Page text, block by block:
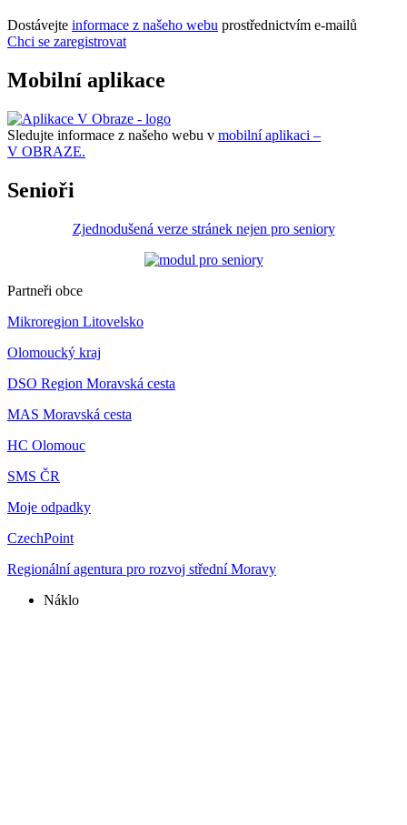
Dostávejte informace z našeho webu prostřednictvím e-mailů
Chci se zaregistrovat
Mobilní aplikace
Sledujte informace z našeho webu v mobilní aplikaci –
V OBRAZE.
Senioři
Zjednodušená verze stránek nejen pro seniory
Partneři obce
Mikroregion Litovelsko
Olomoucký kraj
DSO Region Moravská cesta
MAS Moravská cesta
HC Olomouc
SMS ČR
Moje odpadky
CzechPoint
Regionální agentura pro rozvoj střední Moravy
Náklo